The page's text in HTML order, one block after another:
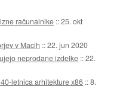
računalnike ::25. okt
v Macih ::22. jun 2020
neprodane izdelke ::22.
letnica arhitekture x86 ::8.